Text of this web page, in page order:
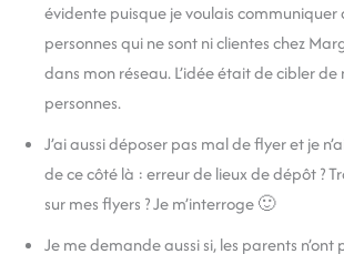
évidente puisque je voulais communiquer
personnes qui ne sont ni clientes chez
dans mon réseau. L’idée était de cibler de
personnes.
J’ai aussi déposer pas mal de flyer et je
de ce côté là : erreur de lieux de dépôt ?
sur mes flyers ? Je m’interroge 🙂
Je me demande aussi si, les parents n’ont